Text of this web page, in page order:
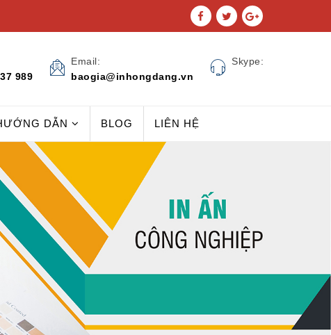
989
Email:
baogia@inhongdang.vn
Skype:
DẪN BLOG LIÊN HỆ